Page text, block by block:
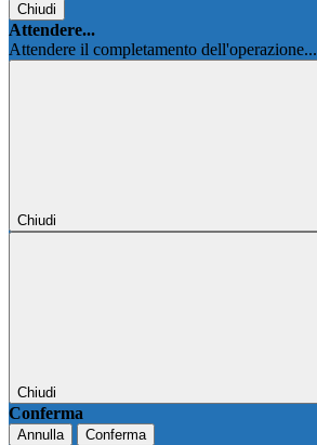
Chiudi
Attendere...
Attendere il completamento dell'operazione...
Chiudi
Chiudi
Conferma
Annulla Conferma